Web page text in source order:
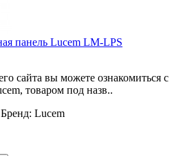
панель Lucem LM-LPS
сайта вы можете ознакомиться с
товаром под назв..
Бренд: Lucem